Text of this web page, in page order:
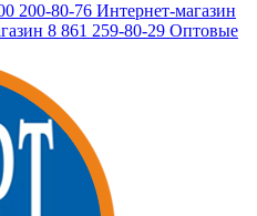
200-80-76 Интернет-магазин
8 861 259-80-29 Оптовые